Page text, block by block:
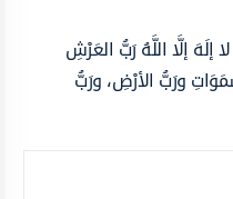
إلَهَ إلَّا اللَّهُ رَبُّ العَرْشِ
ورَبُّ الأرْضِ، ورَبُّ